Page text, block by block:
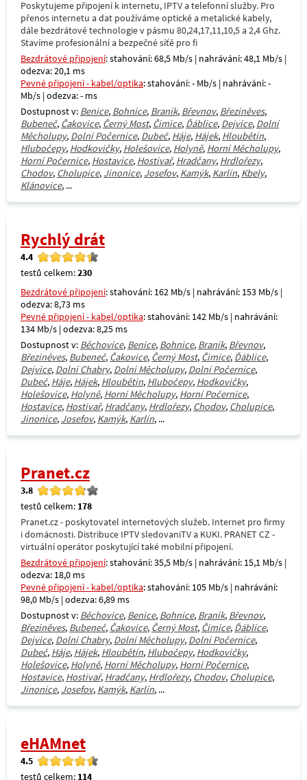
Poskytujeme připojení k internetu, IPTV a telefonní služby. Pro
přenos internetu a dat používáme optické a metalické kabely,
dále bezdrátové technologie v pásmu 80,24,17,11,10,5 a 2,4 Ghz.
Stavíme profesionální a bezpečné síťě pro fi
Bezdrátové připojení: stahování: 68,5 Mb/s | nahrávání: 48,1 Mb/s |
odezva: 20,1 ms
Pevné připojení - kabel/optika: stahování: - Mb/s | nahrávání: -
Mb/s | odezva: - ms
Dostupnost v: Benice, Bohnice, Braník, Břevnov, Březiněves,
Bubeneč, Čakovice, Černý Most, Čimice, Ďáblice, Dejvice, Dolní
Měcholupy, Dolní Počernice, Dubeč, Háje, Hájek, Hloubětín,
Hlubočepy, Hodkovičky, Holešovice, Holyně, Horní Měcholupy,
Horní Počernice, Hostavice, Hostivař, Hradčany, Hrdlořezy,
Chodov, Cholupice, Jinonice, Josefov, Kamýk, Karlín, Kbely,
Klánovice, ...
Rychlý drát
4.4
testů celkem:230
Bezdrátové připojení: stahování: 162 Mb/s | nahrávání: 153 Mb/s |
odezva: 8,73 ms
Pevné připojení - kabel/optika: stahování: 142 Mb/s | nahrávání:
134 Mb/s | odezva: 8,25 ms
Dostupnost v: Běchovice, Benice, Bohnice, Braník, Břevnov,
Březiněves, Bubeneč, Čakovice, Černý Most, Čimice, Ďáblice,
Dejvice, Dolní Chabry, Dolní Měcholupy, Dolní Počernice,
Dubeč, Háje, Hájek, Hloubětín, Hlubočepy, Hodkovičky,
Holešovice, Holyně, Horní Měcholupy, Horní Počernice,
Hostavice, Hostivař, Hradčany, Hrdlořezy, Chodov, Cholupice,
Jinonice, Josefov, Kamýk, Karlín, ...
Pranet.cz
3.8
testů celkem: 178
Pranet.cz - poskytovatel internetových služeb. Internet pro firmy
i domácnosti. Distribuce IPTV sledovaniTV a KUKI. PRANET CZ -
virtuální operátor poskytující také mobilní připojení.
Bezdrátové připojení: stahování: 35,5 Mb/s | nahrávání: 15,1 Mb/s |
odezva: 18,0 ms
Pevné připojení - kabel/optika: stahování: 105 Mb/s | nahrávání:
98,0 Mb/s | odezva: 6,89 ms
Dostupnost v: Běchovice, Benice, Bohnice, Braník, Břevnov,
Březiněves, Bubeneč, Čakovice, Černý Most, Čimice, Ďáblice,
Dejvice, Dolní Chabry, Dolní Měcholupy, Dolní Počernice,
Dubeč, Háje, Hájek, Hloubětín, Hlubočepy, Hodkovičky,
Holešovice, Holyně, Horní Měcholupy, Horní Počernice,
Hostavice, Hostivař, Hradčany, Hrdlořezy, Chodov, Cholupice,
Jinonice, Josefov, Kamýk, Karlín, ...
eHAMnet
4.5
testů celkem: 114